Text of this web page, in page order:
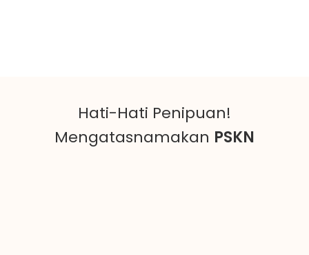
Hati-Hati Penipuan!
Mengatasnamakan PSKN